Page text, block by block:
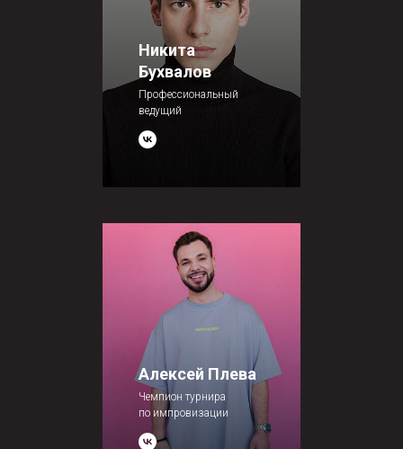
Никита
Бухвалов
Профессиональный
ведущий
Алексей Плева
Чемпион турнира
по импровизации